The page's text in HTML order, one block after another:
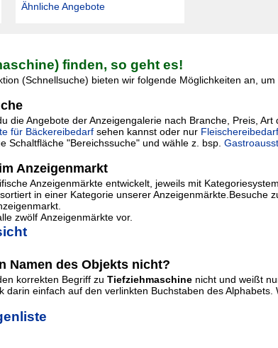
Ähnliche Angebote
finden, so geht es!
(Schnellsuche) bieten wir folgende Möglichkeiten an,
die Angebote der Anzeigengalerie nach Branche, Preis,
für Bäckereibedarfsehen kannst oder nur Fleischereibedarf
Schaltfläche "Bereichssuche" und wähle z. bsp.
Anzeigenmarkt
Anzeigenmärkte entwickelt, jeweils mit
in einer Kategorie unserer Anzeigenmärkte.Besuche
zwölf Anzeigenmärkte vor.
Namen des Objekts nicht?
korrekten Begriff zu Tiefziehmaschinenicht und weißt
darin einfach auf den verlinkten Buchstaben des